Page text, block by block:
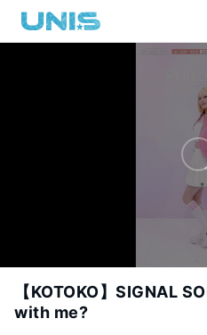
【KOTOKO】SIGNAL
with me?